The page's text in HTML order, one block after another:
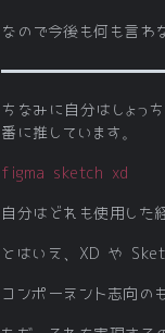
なので今後も何も言わ
ちなみに自分はしょっ
番に推しています。
figma sketch xd
自分はどれも使用した
とはいえ、XD や
コンポーネント志向の